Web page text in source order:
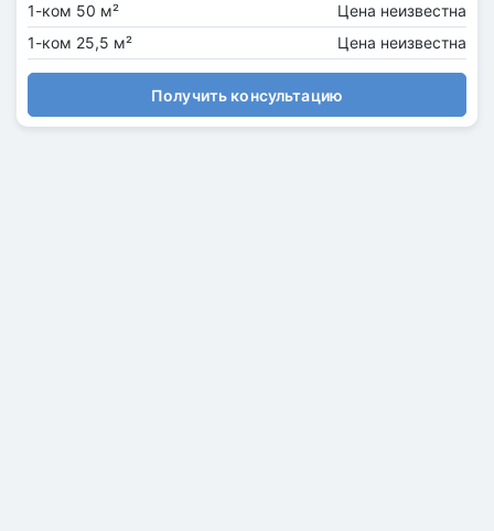
1-ком 50 м²
Цена неизвестна
1-ком 25,5 м²
Цена неизвестна
Получить консультацию